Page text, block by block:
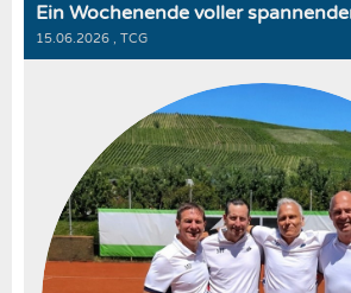
Ein Wochenende voller
15.06.2026 , TCG